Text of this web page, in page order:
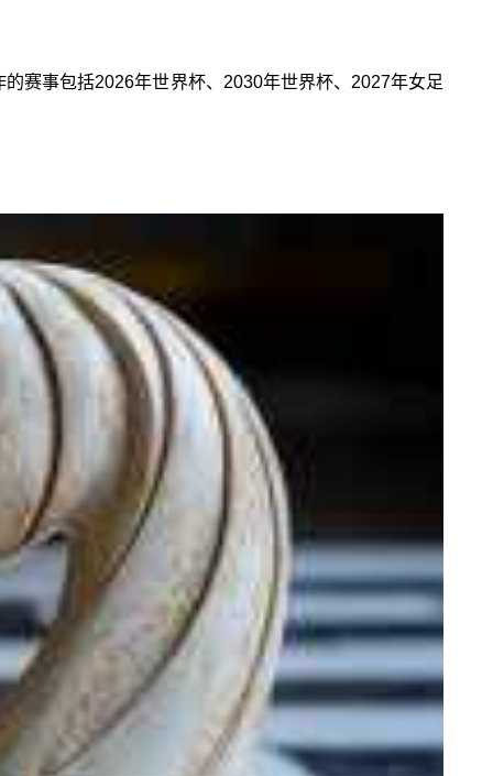
赛事包括2026年世界杯、2030年世界杯、2027年女足